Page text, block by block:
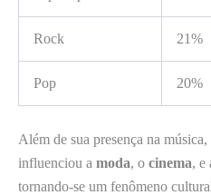
Rock 21%
Pop 20%
Além de sua presença na
influenciou a moda, o cinema, e
tornando-se um fenômeno